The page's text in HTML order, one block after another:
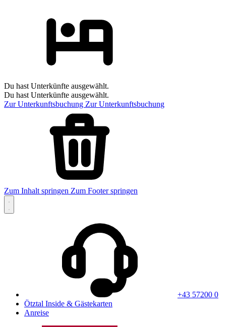
Du hast Unterkünfte ausgewählt.
Du hast Unterkünfte ausgewählt.
Zur Unterkunftsbuchung Zur Unterkunftsbuchung
Zum Inhalt springen Zum Footer springen
+43 57200 0
Ötztal Inside & Gästekarten
Anreise